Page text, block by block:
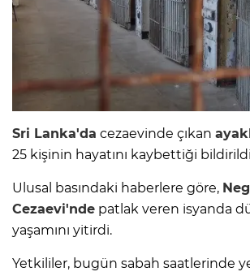
Sri Lanka'da cezaevinde çıkan
25 kişinin hayatını kaybettiği
Ulusal basındaki haberlere göre,
Cezaevi'nde patlak veren isyanda
yaşamını yitirdi.
Yetkililer, bugün sabah saatlerinde